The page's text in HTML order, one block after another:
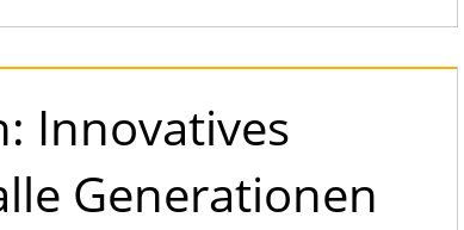
Innovatives
Generationen